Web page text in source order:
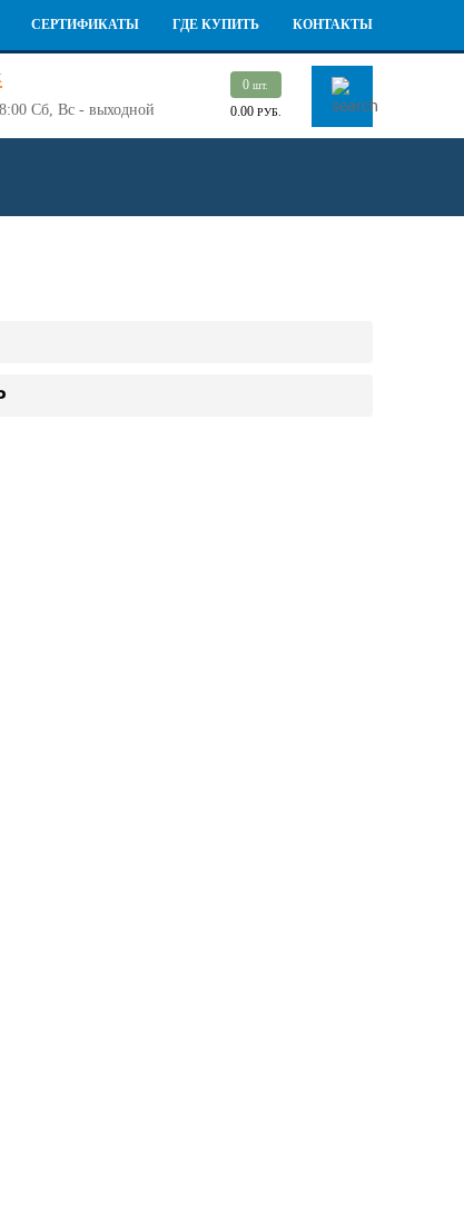
СЕРТИФИКАТЫ ГДЕ КУПИТЬ КОНТАКТЫ
Сб, Вс - выходной
0шт.
0.00 РУБ.